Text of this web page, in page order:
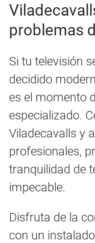
problemas
Si tu televisión
decidido
es el momento
especializado.
Viladecavalls y
profesionales,
tranquilidad de
impecable.
Disfruta de la
con un